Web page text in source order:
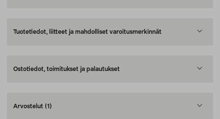
Tuotetiedot, liitteet ja mahdolliset varoitusmerkinnät
Ostotiedot, toimitukset ja palautukset
Arvostelut (1)